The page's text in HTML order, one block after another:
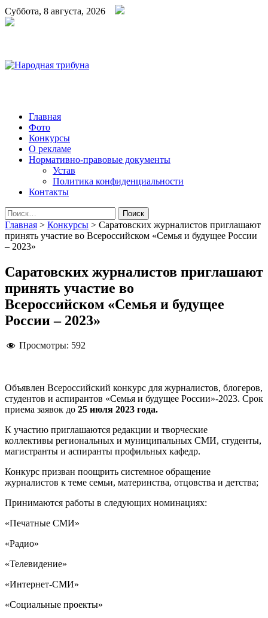
Суббота, 8 августа, 2026
Народная трибуна
Калининская районная газета
Главная
Фото
Конкурсы
О рекламе
Нормативно-правовые документы
Устав
Политика конфиденциальности
Контакты
Найти:
Главная > Конкурсы > Саратовских журналистов приглашают
принять участие во Всероссийском «Семья и будущее России
– 2023»
Саратовских журналистов приглашают
принять участие во
Всероссийском «Семья и будущее
России – 2023»
Просмотры: 592
Объявлен Всероссийский конкурс для журналистов, блогеров,
студентов и аспирантов «Семья и будущее России»-2023. Срок
приема заявок до 25 июля 2023 года.
К участию приглашаются редакции и творческие
коллективы региональных и муниципальных СМИ, студенты,
магистранты и аспиранты профильных кафедр.
Конкурс призван поощрить системное обращение
журналистов к теме семьи, материнства, отцовства и детства;
Принимаются работы в следующих номинациях:
«Печатные СМИ»
«Радио»
«Телевидение»
«Интернет-СМИ»
«Социальные проекты»